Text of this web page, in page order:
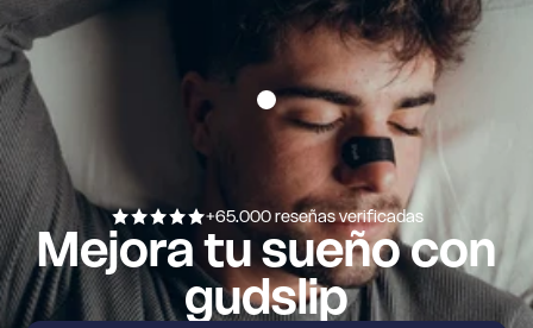
+65.000 reseñas verificadas
Mejora tu sueño con
gudslip